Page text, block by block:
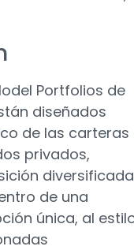
Portfolios de
diseñados
de las carteras
privados,
diversificada
de una
única, al